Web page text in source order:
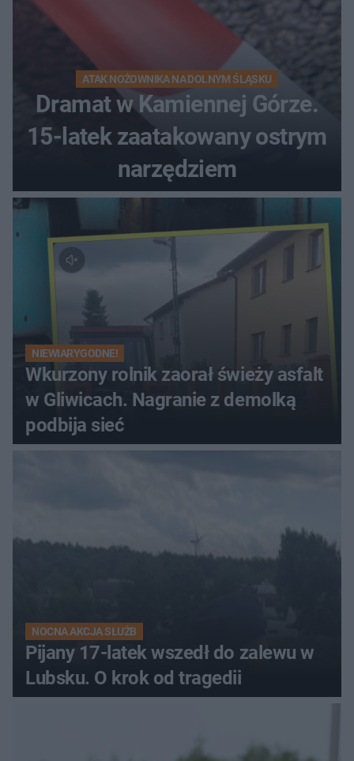
ATAK NOŻOWNIKA NA DOLNYM ŚLĄSKU
Dramat w Kamiennej Górze.
15-latek zaatakowany ostrym
narzędziem
NIEWIARYGODNE!
Wkurzony rolnik zaorał świeży asfalt
w Gliwicach. Nagranie z demolką
podbija sieć
NOCNA AKCJA SŁUŻB
Pijany 17-latek wszedł do zalewu w
Lubsku. O krok od tragedii